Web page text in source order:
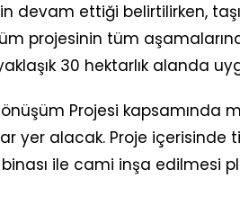
devam ettiği belirtilirken,
projesinin tüm
30 hektarlık alanda
Projesi kapsamında
yer alacak. Proje içerisinde
ile cami inşa edilmesi